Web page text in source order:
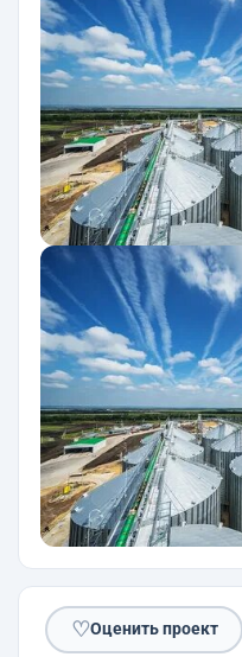
♡Оценить проект